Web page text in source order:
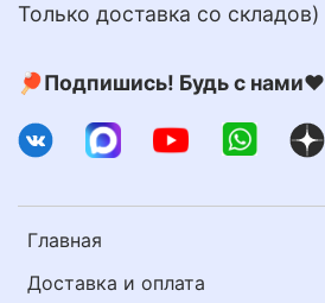
Главная
Доставка и оплата
Только доставка со складов)
🏓Подпишись! Будь с нами❤️